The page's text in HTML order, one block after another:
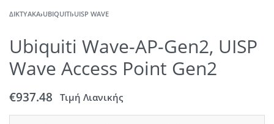
ΔΙΚΤΥΑΚΆ›UBIQUITI›UISP WAVE
Ubiquiti Wave-AP-Gen2, UISP
Wave Access Point Gen2
€937.48 Τιμή Λιανικής